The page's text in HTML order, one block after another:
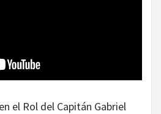
el Rol del Capitán Gabriel